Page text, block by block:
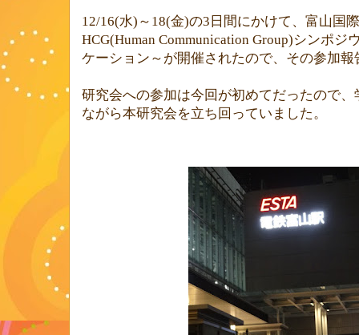
12/16(水) ～ 18(金)の3 日間にかけて、富山国
HCG(Human Communication Group)シンポジ
ケーション～が開催されたので、その参加報
研究会への参加は今回が初めてだったので
ながら本研究会を立ち回っていました。